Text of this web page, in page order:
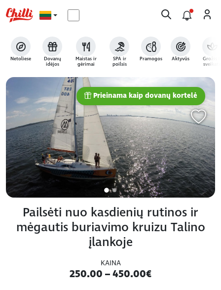
Netoliese Dovanų
idėjos
Maistas ir
gėrimai
SPA ir
poilsis
Pramogos Aktyvūs Grožis
sveikata
Pailsėti nuo kasdienių rutinos ir
mėgautis buriavimo kruizu Talino
įlankoje
KAINA
250.00 – 450.00€
Prieinama kaip dovanų kortelė